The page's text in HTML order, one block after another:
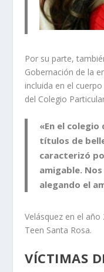
Por su parte,
Gobernación de la
incluida en el
del Colegio
«En el
títulos de
caracterizó
amigable.
alegando el
Velásquez en el
Teen Santa Rosa.
VÍCTIMAS